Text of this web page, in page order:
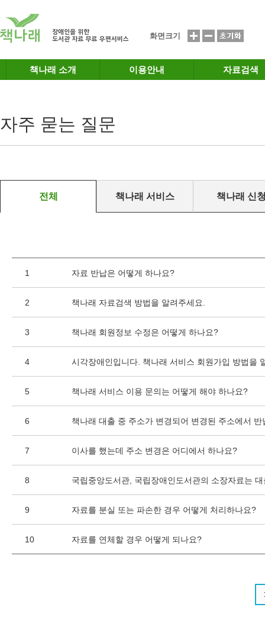
화면크기
책나래 소개 이용안내 자료검색
자주 묻는 질문
전체 책나래 서비스 책나래 신
1 자료 반납은 어떻게 하나요?
2 책나래 자료검색 방법을 알려주세요.
3 책나래 회원정보 수정은 어떻게 하나요?
4 시각장애인입니다. 책나래 서비스 회원가입 방법을
5 책나래 서비스 이용 문의는 어떻게 해야 하나요?
6 책나래 대출 중 주소가 변경되어 변경된 주소에서
7 이사를 했는데 주소 변경은 어디에서 하나요?
8 국립중앙도서관, 국립장애인도서관의 소장자료는
9 자료를 분실 또는 파손한 경우 어떻게 처리하나요?
10 자료를 연체할 경우 어떻게 되나요?